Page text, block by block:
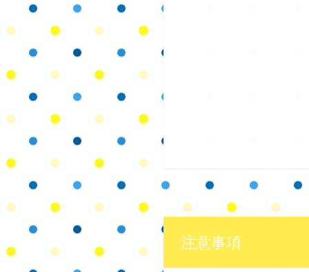
注意事項